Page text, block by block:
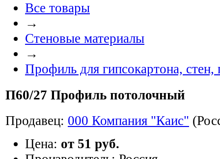
Все товары
→
Стеновые материалы
→
Профиль для гипсокартона, стен,
П60/27 Профиль потолочный
Продавец: 000 Компания "Каис"
Цена: от 51 руб.